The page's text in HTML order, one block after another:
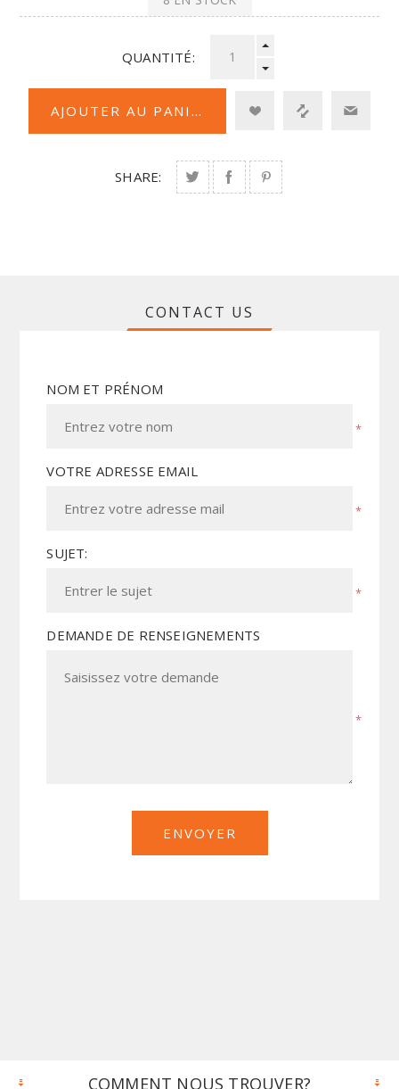
QUANTITÉ:
SHARE:
CONTACT US
NOM ET PRÉNOM
*
VOTRE ADRESSE EMAIL
*
SUJET:
*
DEMANDE DE RENSEIGNEMENTS
*
COMMENT NOUS TROUVER?